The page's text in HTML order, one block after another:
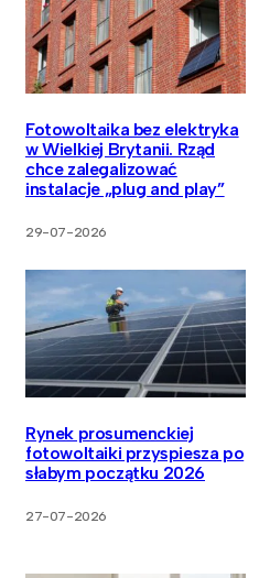
Fotowoltaika bez elektryka
w Wielkiej Brytanii. Rząd
chce zalegalizować
instalacje „plug and play”
29-07-2026
Rynek prosumenckiej
fotowoltaiki przyspiesza po
słabym początku 2026
27-07-2026